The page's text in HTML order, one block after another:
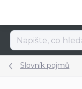
obsah
Slovník pojmů